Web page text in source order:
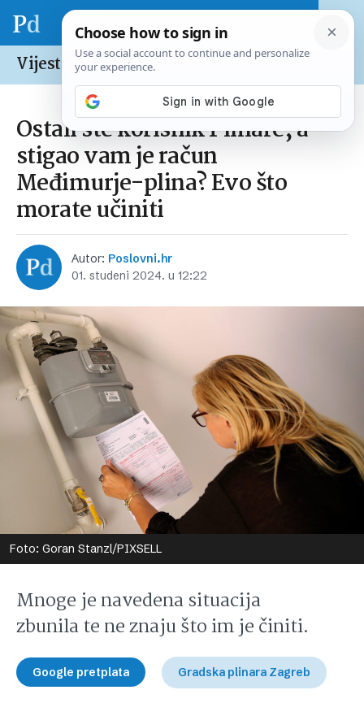
Vijesti /Hrvatska
Ostali ste korisnik Plinare, a
stigao vam je račun
Međimurje-plina? Evo što
morate učiniti
Autor: Poslovni.hr
01. studeni 2024. u 12:22
Foto: Goran Stanzl/PIXSELL
Mnoge je navedena situacija
zbunila te ne znaju što im je činiti.
Google pretplata Gradska plinara Zagreb